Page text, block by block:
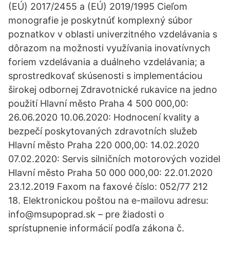
(EÚ) 2017/2455 a (EÚ) 2019/1995 Cieľom
monografie je poskytnúť komplexný súbor
poznatkov v oblasti univerzitného vzdelávania s
dôrazom na možnosti využívania inovatívnych
foriem vzdelávania a duálneho vzdelávania; a
sprostredkovať skúsenosti s implementáciou
širokej odbornej Zdravotnické rukavice na jedno
použití Hlavní město Praha 4 500 000,00:
26.06.2020 10.06.2020: Hodnocení kvality a
bezpečí poskytovaných zdravotních služeb
Hlavní město Praha 220 000,00: 14.02.2020
07.02.2020: Servis silničních motorových vozidel
Hlavní město Praha 50 000 000,00: 22.01.2020
23.12.2019 Faxom na faxové číslo: 052/77 212
18. Elektronickou poštou na e-mailovu adresu:
info@msupoprad.sk – pre žiadosti o
sprístupnenie informácií podľa zákona č.